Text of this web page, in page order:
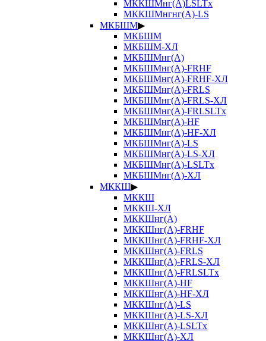
МККШМнг(А)LSLTx
МККШМнгнг(А)-LS
МКБШМ▶
МКБШМ
МКБШМ-ХЛ
МКБШМнг(А)
МКБШМнг(А)-FRHF
МКБШМнг(А)-FRHF-ХЛ
МКБШМнг(А)-FRLS
МКБШМнг(А)-FRLS-ХЛ
МКБШМнг(А)-FRLSLTx
МКБШМнг(А)-HF
МКБШМнг(А)-HF-ХЛ
МКБШМнг(А)-LS
МКБШМнг(А)-LS-ХЛ
МКБШМнг(А)-LSLTx
МКБШМнг(А)-ХЛ
МККШ▶
МККШ
МККШ-ХЛ
МККШнг(А)
МККШнг(А)-FRHF
МККШнг(А)-FRHF-ХЛ
МККШнг(А)-FRLS
МККШнг(А)-FRLS-ХЛ
МККШнг(А)-FRLSLTx
МККШнг(А)-HF
МККШнг(А)-HF-ХЛ
МККШнг(А)-LS
МККШнг(А)-LS-ХЛ
МККШнг(А)-LSLTx
МККШнг(А)-ХЛ